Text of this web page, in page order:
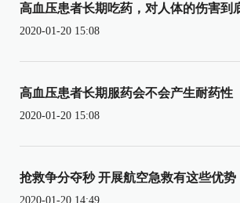
高血压患者长期吃药，对人体的伤害到
2020-01-20 15:08
高血压患者长期服药会不会产生耐药性
2020-01-20 15:08
抢救争分夺秒 开展航空急救有这些优势
2020-01-20 14:49